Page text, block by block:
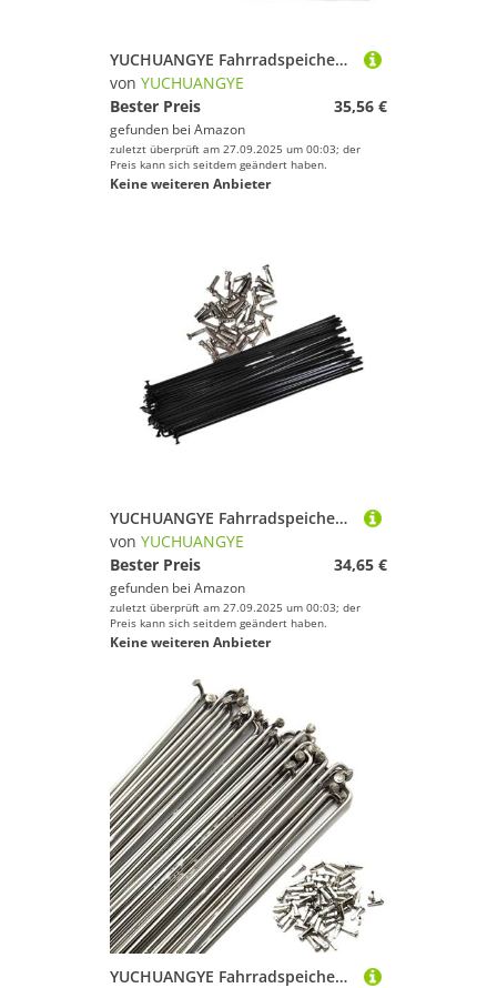
YUCHUANGYE Fahrradspeichen 12 Teile/los 14G 2,0 J-Kurve Flache 168mm - 302mm Fahrrad Speichen(252mm)
von YUCHUANGYE
Bester Preis
35,56 €
gefunden bei Amazon
zuletzt überprüft am 27.09.2025 um 00:03; der
Preis kann sich seitdem geändert haben.
Keine weiteren Anbieter
YUCHUANGYE Fahrradspeichen 40PCS 122mm-160mm Fahrrad Speichen 14G Edelstahl Senden passende Speichenkappen(154mm)
von YUCHUANGYE
Bester Preis
34,65 €
gefunden bei Amazon
zuletzt überprüft am 27.09.2025 um 00:03; der
Preis kann sich seitdem geändert haben.
Keine weiteren Anbieter
YUCHUANGYE Fahrradspeichen Fahrradspeichen 14G Edelstahl Material(290mm)